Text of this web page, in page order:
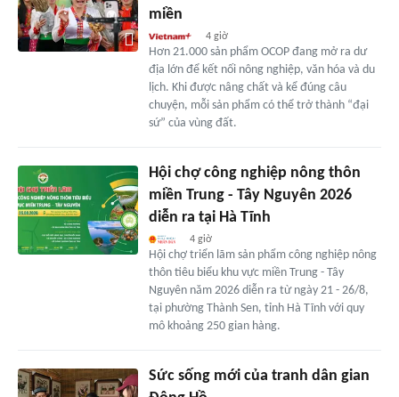
miền
4 giờ
Hơn 21.000 sản phẩm OCOP đang mở ra dư
địa lớn để kết nối nông nghiệp, văn hóa và du
lịch. Khi được nâng chất và kể đúng câu
chuyện, mỗi sản phẩm có thể trở thành “đại
sứ” của vùng đất.
Hội chợ công nghiệp nông thôn
miền Trung - Tây Nguyên 2026
diễn ra tại Hà Tĩnh
4 giờ
Hội chợ triển lãm sản phẩm công nghiệp nông
thôn tiêu biểu khu vực miền Trung - Tây
Nguyên năm 2026 diễn ra từ ngày 21 - 26/8,
tại phường Thành Sen, tỉnh Hà Tĩnh với quy
mô khoảng 250 gian hàng.
Sức sống mới của tranh dân gian